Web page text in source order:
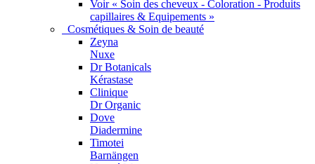
Voir « Soin des cheveux - Coloration - Produits
capillaires & Equipements »
Cosmétiques & Soin de beauté
Zeyna
Nuxe
Dr Botanicals
Kérastase
Clinique
Dr Organic
Dove
Diadermine
Timotei
Barnängen